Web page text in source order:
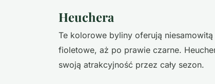
Heuchera
Te kolorowe byliny oferują
fioletowe, aż po prawie czarne.
swoją atrakcyjność przez cały sezon.